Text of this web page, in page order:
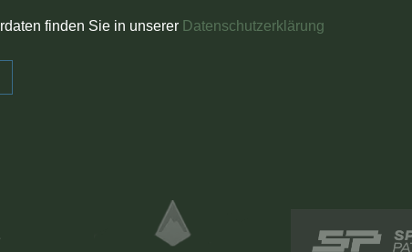
finden Sie in unserer Datenschutzerklärung